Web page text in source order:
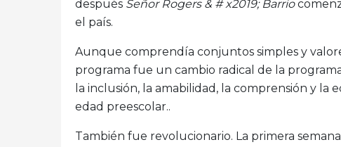
después Señor Rogers & # x2019; Barrio
el país.
Aunque comprendía conjuntos simples y
programa fue un cambio radical de la
la inclusión, la amabilidad, la comprensión y
edad preescolar..
También fue revolucionario. La primera